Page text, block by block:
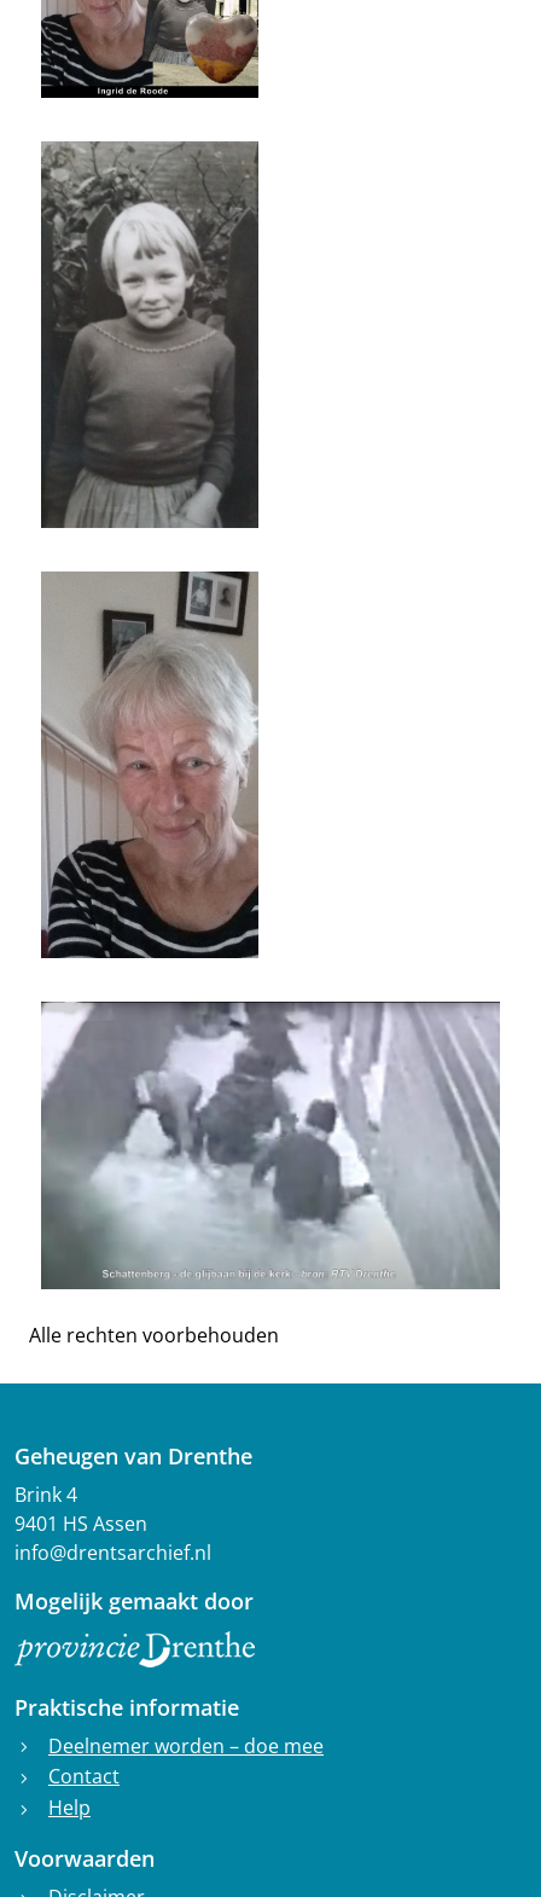
Alle rechten voorbehouden
Geheugen van Drenthe
Brink 4
9401 HS Assen
info@drentsarchief.nl
Mogelijk gemaakt door
Praktische informatie
chevron_right Deelnemer worden – doe mee
chevron_right Contact
chevron_right Help
Voorwaarden